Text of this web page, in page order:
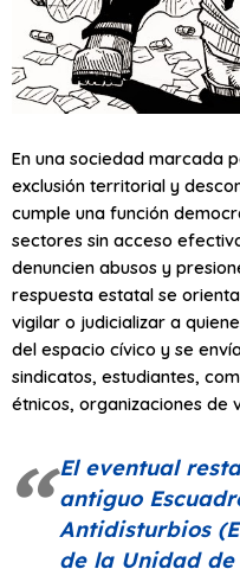
En una sociedad marcada
exclusión territorial y
cumple una función
sectores sin acceso
denuncien abusos y
respuesta estatal se
vigilar o judicializar a
del espacio cívico y se
sindicatos, estudiantes,
étnicos, organizaciones de
El eventual
antiguo
Antidisturbios
de la Unidad